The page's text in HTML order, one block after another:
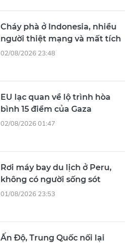
Cháy phà ở Indonesia, nhiều
người thiệt mạng và mất tích
02/08/2026 23:48
EU lạc quan về lộ trình hòa
bình 15 điểm của Gaza
02/08/2026 01:47
Rơi máy bay du lịch ở Peru,
không có người sống sót
01/08/2026 23:53
Ấn Độ, Trung Quốc nối lại